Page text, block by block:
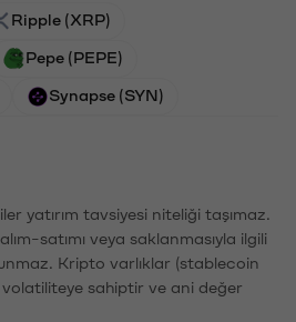
Ripple (XRP)
Pepe (PEPE)
Synapse (SYN)
yatırım tavsiyesi niteliği taşımaz.
satımı veya saklanmasıyla ilgili
Kripto varlıklar (stablecoin
sahiptir ve ani değer